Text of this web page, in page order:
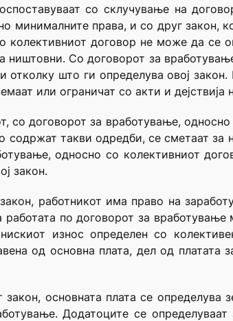
со склучување на
минималните права, и со друг закон,
колективниот договор не може да се
ништовни. Со договорот за
отколку што ги определува овој
или ограничат со акти и дејствија
со договорот за вработување,
содржат такви одредби, се сметаат
односно со колективниот
закон.
работникот има право на
по договорот за
износ определен со
од основна плата, дел од
основната плата се определува
Додатоците се